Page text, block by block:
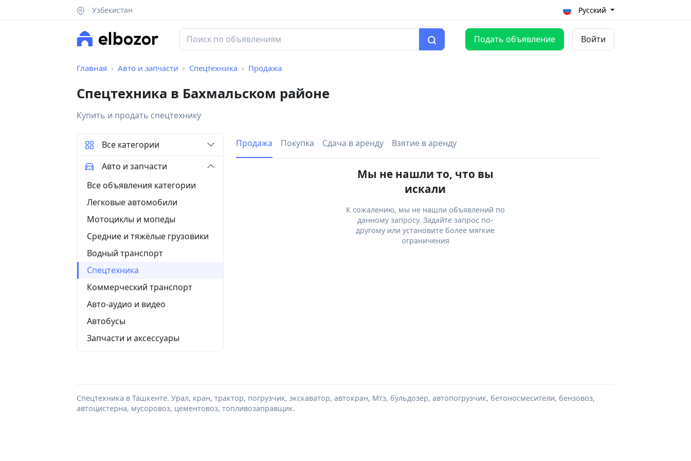
Узбекистан Русский
Подать объявление Войти
Главная Авто и запчасти Спецтехника Продажа
Спецтехника в Бахмальском районе
Купить и продать спецтехнику
Продажа Покупка Сдача в аренду Взятие в аренду
Мы не нашли то, что вы
искали
К сожалению, мы не нашли объявлений по
данному запросу. Задайте запрос по-
другому или установите более мягкие
ограничения
Все категории
Авто и запчасти
Все объявления категории
Легковые автомобили
Мотоциклы и мопеды
Средние и тяжёлые грузовики
Водный транспорт
Спецтехника
Коммерческий транспорт
Авто-аудио и видео
Автобусы
Запчасти и аксессуары
Спецтехника в Ташкенте. Урал, кран, трактор, погрузчик, экскаватор, автокран, Мтз, бульдозер, автопогрузчик, бетоносмесители, бензовоз,
автоцистерна, мусоровоз, цементовоз, топливозаправщик.